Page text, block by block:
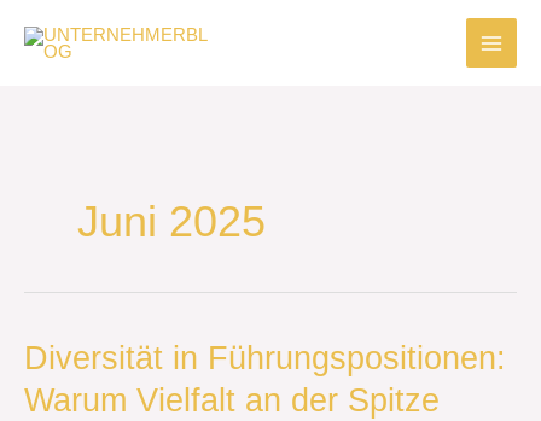
Inhalt
springen
Juni 2025
Diversität in Führungspositionen:
Warum Vielfalt an der Spitze
Diversität
in
Führungspositionen: